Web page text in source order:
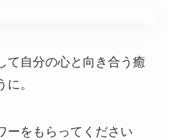
て自分の心と向き合う癒
。
ーをもらってください